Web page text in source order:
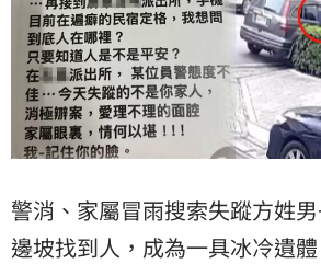
警消、家屬冒雨搜索失蹤方姓
邊坡找到人，成為一具冰冷遺